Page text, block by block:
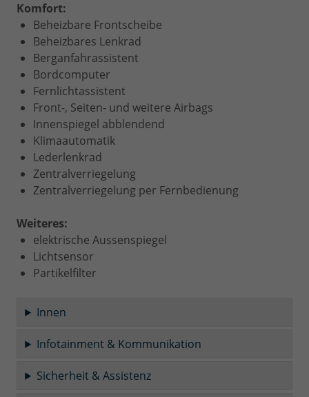
Komfort:
Beheizbare Frontscheibe
Beheizbares Lenkrad
Berganfahrassistent
Bordcomputer
Fernlichtassistent
Front-, Seiten- und weitere Airbags
Innenspiegel abblendend
Klimaautomatik
Lederlenkrad
Zentralverriegelung
Zentralverriegelung per Fernbedienung
Weiteres:
elektrische Aussenspiegel
Lichtsensor
Partikelfilter
Innen
Infotainment & Kommunikation
Sicherheit & Assistenz